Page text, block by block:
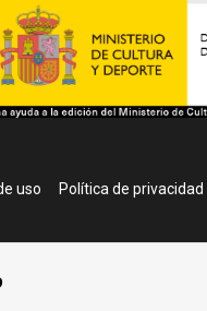
uso Política de privacidad